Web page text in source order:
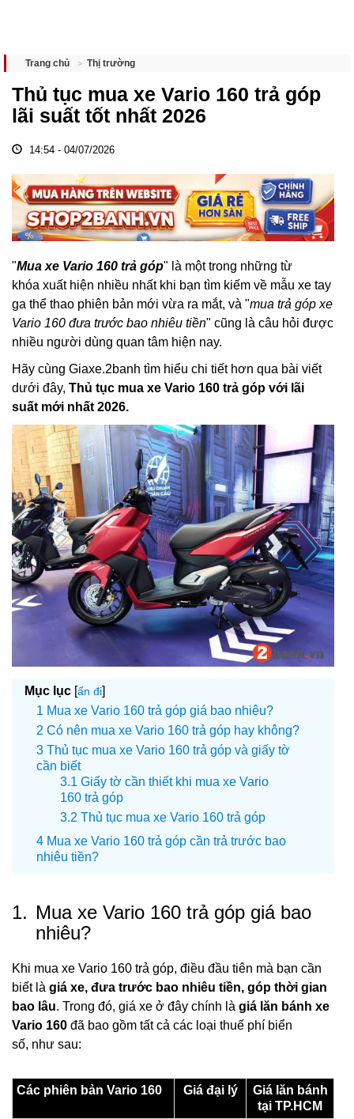
Trang chủ Thị trường
Thủ tục mua xe Vario 160 trả góp
lãi suất tốt nhất 2026
14:54 - 04/07/2026
"Mua xe Vario 160 trả góp" là một trong những từ
khóa xuất hiện nhiều nhất khi bạn tìm kiếm về mẫu xe tay
ga thể thao phiên bản mới vừa ra mắt, và "mua trả góp xe
Vario 160 đưa trước bao nhiêu tiền" cũng là câu hỏi được
nhiều người dùng quan tâm hiện nay.
Hãy cùng Giaxe.2banh tìm hiểu chi tiết hơn qua bài viết
dưới đây, Thủ tục mua xe Vario 160 trả góp với lãi
suất mới nhất 2026.
Mục lục [ẩn đi]
Mua xe Vario 160 trả góp giá bao nhiêu?
Có nên mua xe Vario 160 trả góp hay không?
Thủ tục mua xe Vario 160 trả góp và giấy tờ
cần biết
Giấy tờ cần thiết khi mua xe Vario
160 trả góp
Thủ tục mua xe Vario 160 trả góp
Mua xe Vario 160 trả góp cần trả trước bao
nhiêu tiền?
1. Mua xe Vario 160 trả góp giá bao
nhiêu?
Khi mua xe Vario 160 trả góp, điều đầu tiên mà bạn cần
biết là giá xe, đưa trước bao nhiêu tiền, góp thời gian
bao lâu. Trong đó, giá xe ở đây chính là giá lăn bánh xe
Vario 160 đã bao gồm tất cả các loại thuế phí biển
số, như sau:
Các phiên bản Vario 160 Giá đại lý
Giá lăn bánh
tại TP.HCM